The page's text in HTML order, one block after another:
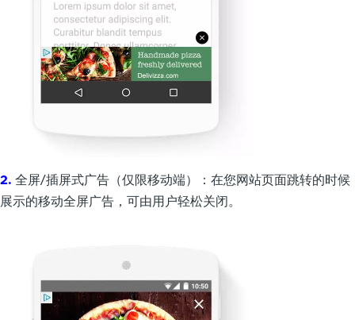
2. 全屏/插屏式广告（仅限移动端）：在您网站页面跳转的时候
展示的移动全屏广告，可由用户轻松关闭。